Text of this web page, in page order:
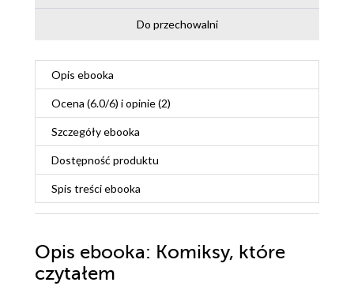
Do przechowalni
Opis ebooka
Ocena (6.0/6) i opinie (2)
Szczegółyebooka
Dostępność produktu
Spis treściebooka
Opis ebooka: Komiksy, które
czytałem